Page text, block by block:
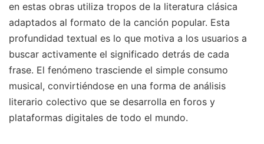
en estas obras utiliza tropos de la literatura clásica
adaptados al formato de la canción popular. Esta
profundidad textual es lo que motiva a los usuarios a
buscar activamente el significado detrás de cada
frase. El fenómeno trasciende el simple consumo
musical, convirtiéndose en una forma de análisis
literario colectivo que se desarrolla en foros y
plataformas digitales de todo el mundo.